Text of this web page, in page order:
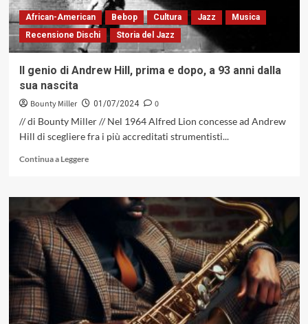
di
massa
African-American Bebop Cultura Jazz
Musica
Recensione Dischi
Storia del Jazz
Il genio di Andrew Hill, prima e dopo, a 93 anni dalla
sua nascita
Bounty Miller 01/07/2024
0
// di Bounty Miller // Nel 1964 Alfred Lion concesse ad Andrew
Hill di scegliere fra i più accreditati strumentisti...
Continua a LeggereLeggi
su
di
Andrew
Hill,
prima
dopo,